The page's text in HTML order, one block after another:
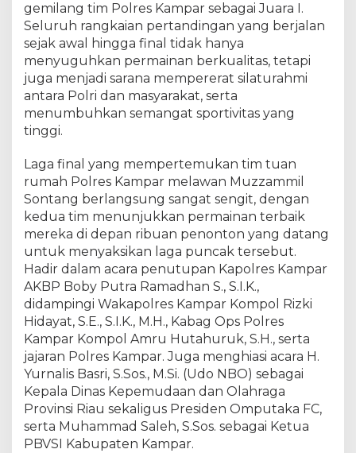
r
a
T
u
r
n
a
n
V
l
i
K
a
p
o
l
r
e
s
u
p
,
H
a
gemilang tim Polres Kampar sebagai Juara I.
Seluruh rangkaian pertandingan yang berjalan
sejak awal hingga final tidak hanya
menyuguhkan permainan berkualitas, tetapi
juga menjadi sarana mempererat silaturahmi
antara Polri dan masyarakat, serta
menumbuhkan semangat sportivitas yang
tinggi.
Laga final yang mempertemukan tim tuan
rumah Polres Kampar melawan Muzzammil
Sontang berlangsung sangat sengit, dengan
kedua tim menunjukkan permainan terbaik
mereka di depan ribuan penonton yang datang
untuk menyaksikan laga puncak tersebut.
Hadir dalam acara penutupan Kapolres Kampar
AKBP Boby Putra Ramadhan S., S.I.K.,
didampingi Wakapolres Kampar Kompol Rizki
Hidayat, S.E., S.I.K., M.H., Kabag Ops Polres
Kampar Kompol Amru Hutahuruk, S.H., serta
jajaran Polres Kampar. Juga menghiasi acara H.
Yurnalis Basri, S.Sos., M.Si. (Udo NBO) sebagai
Kepala Dinas Kepemudaan dan Olahraga
Provinsi Riau sekaligus Presiden Omputaka FC,
serta Muhammad Saleh, S.Sos. sebagai Ketua
PBVSI Kabupaten Kampar.